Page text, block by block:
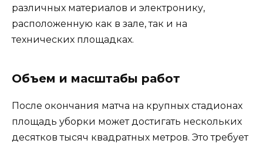
различных материалов и электронику,
расположенную как в зале, так и на
технических площадках.
Объем и масштабы работ
После окончания матча на крупных стадионах
площадь уборки может достигать нескольких
десятков тысяч квадратных метров. Это требует